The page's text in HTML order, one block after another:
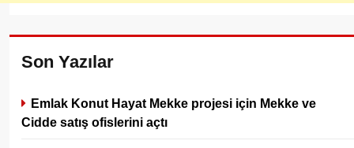
Son Yazılar
Emlak Konut Hayat Mekke projesi için Mekke ve
Cidde satış ofislerini açtı